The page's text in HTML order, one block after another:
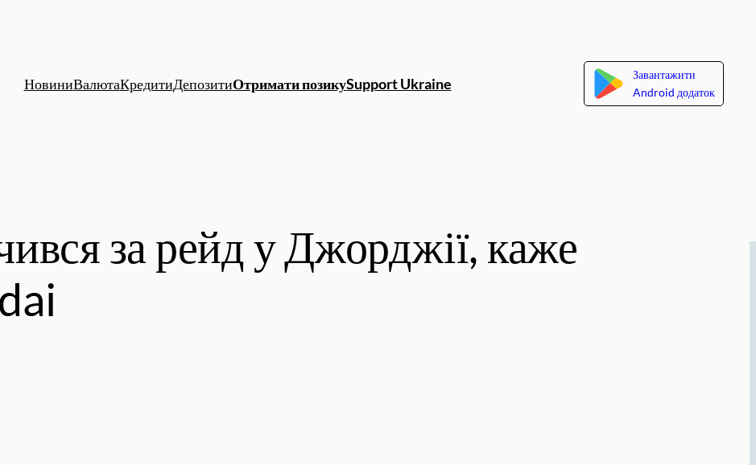
НовиниВалютаКредитиДепозитиОтримати позикуSupport Ukraine
Завантажити
Android додаток
за рейд у Джорджії, каже